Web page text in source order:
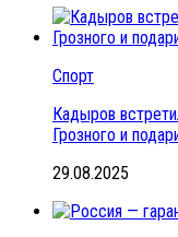
Спорт
Кадыров
Грозного и
29.08.2025